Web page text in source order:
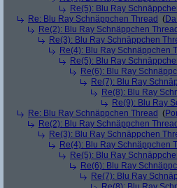
Re(5): Blu Ray
Re: Blu Ray Schnäppchen Thread (
Re(2): Blu Ray Schnäppchen Thread
Re(3): Blu Ray Schnäppchen
Re(4): Blu Ray Schnäppchen
Re(5): Blu Ray
Re(6): Blu Ray
Re(7): Blu Ray
Re(8): Blu Ray
Re(9): Blu Ray
Re: Blu Ray Schnäppchen Thread (
Re(2): Blu Ray Schnäppchen Thread
Re(3): Blu Ray Schnäppchen
Re(4): Blu Ray Schnäppchen
Re(5): Blu Ray
Re(6): Blu Ray
Re(7): Blu Ray